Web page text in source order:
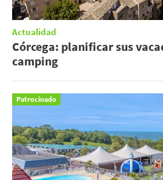
Actualidad
Córcega: planificar sus
camping
Patrocinado